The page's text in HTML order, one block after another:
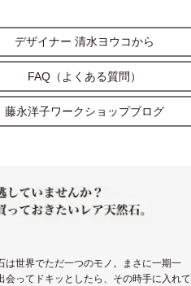
デザイナー 清水ヨウコから
FAQ（よくある質問）
藤永洋子ワークショップブログ
は世界でただ一つのモノ。まさに一期一
会ってドキッとしたら、その時手に入れて